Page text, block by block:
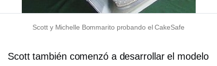
Scott y Michelle Bommarito probando el CakeSafe
Scott también comenzó a desarrollar el modelo